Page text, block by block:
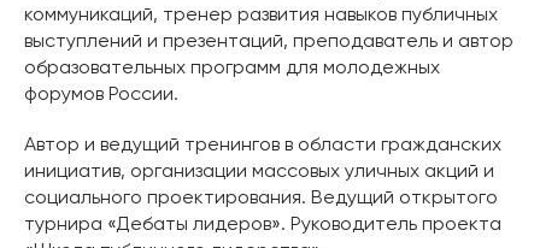
коммуникаций, тренер развития навыков публичных
выступлений и презентаций, преподаватель и автор
образовательных программ для молодежных
форумов России.
Автор и ведущий тренингов в области гражданских
инициатив, организации массовых уличных акций и
социального проектирования. Ведущий открытого
турнира «Дебаты лидеров». Руководитель проекта